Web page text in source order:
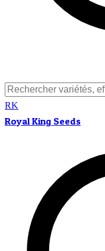
RK
Royal King Seeds